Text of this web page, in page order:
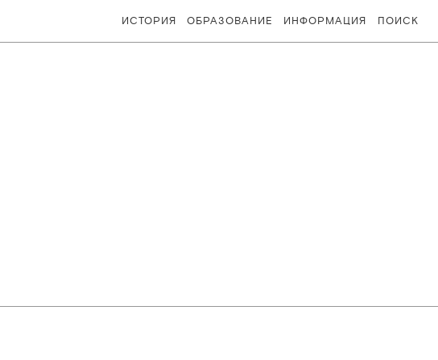
ИСТОРИЯ ОБРАЗОВАНИЕ ИНФОРМАЦИЯ ПОИСК